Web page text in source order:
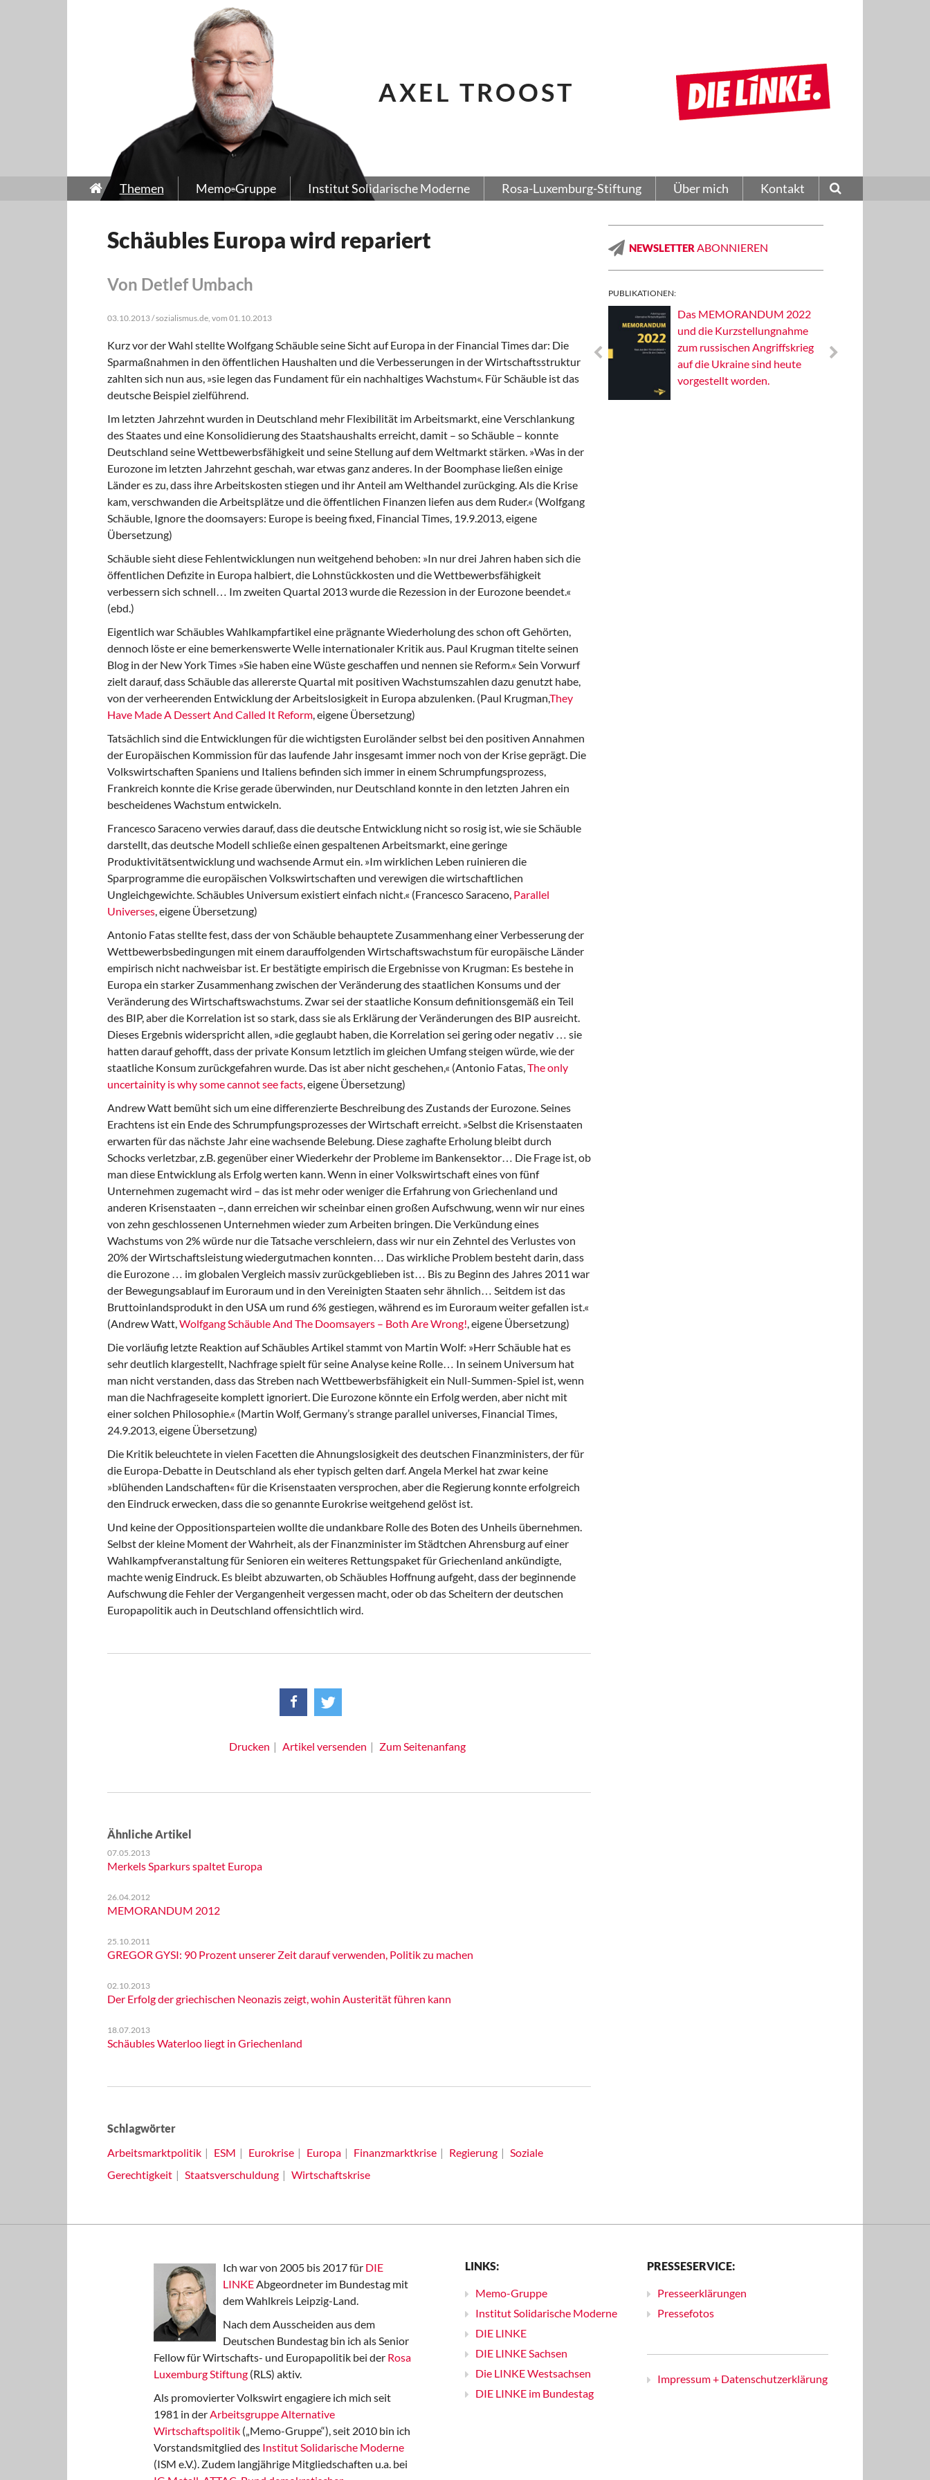
AXEL TROOST
Themen Memo-Gruppe Institut Solidarische Moderne Rosa-Luxemburg-Stiftung Über mich Kontakt
Schäubles Europa wird repariert
Von Detlef Umbach
03.10.2013 / sozialismus.de, vom 01.10.2013
Kurz vor der Wahl stellte Wolfgang Schäuble seine Sicht auf Europa in der Financial Times dar: Die
Sparmaßnahmen in den öffentlichen Haushalten und die Verbesserungen in der Wirtschaftsstruktur
zahlten sich nun aus, »sie legen das Fundament für ein nachhaltiges Wachstum«. Für Schäuble ist das
deutsche Beispiel zielführend.
Im letzten Jahrzehnt wurden in Deutschland mehr Flexibilität im Arbeitsmarkt, eine Verschlankung
des Staates und eine Konsolidierung des Staatshaushalts erreicht, damit – so Schäuble – konnte
Deutschland seine Wettbewerbsfähigkeit und seine Stellung auf dem Weltmarkt stärken. »Was in der
Eurozone im letzten Jahrzehnt geschah, war etwas ganz anderes. In der Boomphase ließen einige
Länder es zu, dass ihre Arbeitskosten stiegen und ihr Anteil am Welthandel zurückging. Als die Krise
kam, verschwanden die Arbeitsplätze und die öffentlichen Finanzen liefen aus dem Ruder.« (Wolfgang
Schäuble, Ignore the doomsayers: Europe is beeing fixed, Financial Times, 19.9.2013, eigene
Übersetzung)
Schäuble sieht diese Fehlentwicklungen nun weitgehend behoben: »In nur drei Jahren haben sich die
öffentlichen Defizite in Europa halbiert, die Lohnstückkosten und die Wettbewerbsfähigkeit
verbessern sich schnell… Im zweiten Quartal 2013 wurde die Rezession in der Eurozone beendet.«
(ebd.)
Eigentlich war Schäubles Wahlkampfartikel eine prägnante Wiederholung des schon oft Gehörten,
dennoch löste er eine bemerkenswerte Welle internationaler Kritik aus. Paul Krugman titelte seinen
Blog in der New York Times »Sie haben eine Wüste geschaffen und nennen sie Reform.« Sein Vorwurf
zielt darauf, dass Schäuble das allererste Quartal mit positiven Wachstumszahlen dazu genutzt habe,
von der verheerenden Entwicklung der Arbeitslosigkeit in Europa abzulenken. (Paul Krugman,They
Have Made A Dessert And Called It Reform, eigene Übersetzung)
Tatsächlich sind die Entwicklungen für die wichtigsten Euroländer selbst bei den positiven Annahmen
der Europäischen Kommission für das laufende Jahr insgesamt immer noch von der Krise geprägt. Die
Volkswirtschaften Spaniens und Italiens befinden sich immer in einem Schrumpfungsprozess,
Frankreich konnte die Krise gerade überwinden, nur Deutschland konnte in den letzten Jahren ein
bescheidenes Wachstum entwickeln.
Francesco Saraceno verwies darauf,dass die deutsche Entwicklung nicht so rosig ist, wie sie Schäuble
darstellt, das deutsche Modell schließe einen gespaltenen Arbeitsmarkt, eine geringe
Produktivitätsentwicklung und wachsende Armut ein. »Im wirklichen Leben ruinieren die
Sparprogramme die europäischen Volkswirtschaften und verewigen die wirtschaftlichen
Ungleichgewichte. Schäubles Universum existiert einfach nicht.« (Francesco Saraceno, Parallel
Universes, eigene Übersetzung)
Antonio Fatas stellte fest, dass der von Schäuble behauptete Zusammenhang einer Verbesserung der
Wettbewerbsbedingungen mit einem darauffolgenden Wirtschaftswachstum für europäische Länder
empirisch nicht nachweisbar ist. Er bestätigte empirisch die Ergebnisse von Krugman: Es bestehe in
Europa ein starker Zusammenhang zwischen der Veränderung des staatlichen Konsums und der
Veränderung des Wirtschaftswachstums. Zwar sei der staatliche Konsum definitionsgemäß ein Teil
des BIP, aber die Korrelation ist so stark, dass sie als Erklärung der Veränderungen des BIP ausreicht.
Dieses Ergebnis widerspricht allen, »die geglaubt haben, die Korrelation sei gering oder negativ … sie
hatten darauf gehofft, dass der private Konsum letztlich im gleichen Umfang steigen würde, wie der
staatliche Konsum zurückgefahren wurde. Das ist aber nicht geschehen,« (Antonio Fatas,The only
uncertainity is why some cannot see facts, eigene Übersetzung)
Andrew Watt bemüht sich um eine differenzierteBeschreibung des Zustands der Eurozone. Seines
Erachtens ist ein Ende des Schrumpfungsprozesses der Wirtschaft erreicht. »Selbst die Krisenstaaten
erwarten für das nächste Jahr eine wachsende Belebung. Diese zaghafte Erholung bleibt durch
Schocks verletzbar, z.B. gegenüber einer Wiederkehr der Probleme im Bankensektor… Die Frage ist, ob
man diese Entwicklung als Erfolg werten kann. Wenn in einer Volkswirtschaft eines von fünf
Unternehmen zugemacht wird – das ist mehr oder weniger die Erfahrung von Griechenland und
anderen Krisenstaaten –, dann erreichen wir scheinbar einen großen Aufschwung, wenn wir nur eines
von zehn geschlossenen Unternehmen wieder zum Arbeiten bringen. Die Verkündung eines
Wachstums von 2% würde nur die Tatsache verschleiern, dass wir nur ein Zehntel des Verlustes von
20% der Wirtschaftsleistung wiedergutmachen konnten… Das wirkliche Problem besteht darin, dass
die Eurozone … im globalen Vergleich massiv zurückgeblieben ist… Bis zu Beginn des Jahres 2011 war
der Bewegungsablauf im Euroraum und in den Vereinigten Staaten sehr ähnlich… Seitdem ist das
Bruttoinlandsprodukt in den USA um rund 6% gestiegen, während es im Euroraum weiter gefallen ist.«
(Andrew Watt,Wolfgang Schäuble And The Doomsayers – Both Are Wrong!, eigene Übersetzung)
Die vorläufig letzte Reaktion auf SchäublesArtikel stammt von Martin Wolf: »Herr Schäuble hat es
sehr deutlich klargestellt, Nachfrage spielt für seine Analyse keine Rolle… In seinem Universum hat
man nicht verstanden, dass das Streben nach Wettbewerbsfähigkeit ein Null-Summen-Spiel ist, wenn
man die Nachfrageseite komplett ignoriert. Die Eurozone könnte ein Erfolg werden, aber nicht mit
einer solchen Philosophie.« (Martin Wolf, Germany’s strange parallel universes, Financial Times,
24.9.2013, eigene Übersetzung)
Die Kritik beleuchtete in vielen Facetten die Ahnungslosigkeit des deutschen Finanzministers, der für
die Europa-Debatte in Deutschland als eher typisch gelten darf. Angela Merkel hat zwar keine
»blühenden Landschaften« für die Krisenstaaten versprochen, aber die Regierung konnte erfolgreich
den Eindruck erwecken, dass die so genannte Eurokrise weitgehend gelöst ist.
Und keine der Oppositionsparteien wolltedie undankbare Rolle des Boten des Unheils übernehmen.
Selbst der kleine Moment der Wahrheit, als der Finanzminister im Städtchen Ahrensburg auf einer
Wahlkampfveranstaltung für Senioren ein weiteres Rettungspaket für Griechenland ankündigte,
machte wenig Eindruck. Es bleibt abzuwarten, ob Schäubles Hoffnung aufgeht, dass der beginnende
Aufschwung die Fehler der Vergangenheit vergessen macht, oder ob das Scheitern der deutschen
Europapolitik auch in Deutschland offensichtlich wird.
Drucken Artikel versenden Zum Seitenanfang
Ähnliche Artikel
07.05.2013
Merkels Sparkurs spaltet Europa
26.04.2012
MEMORANDUM 2012
25.10.2011
GREGOR GYSI: 90 Prozent unserer Zeit darauf verwenden, Politik zu machen
02.10.2013
Der Erfolg der griechischen Neonazis zeigt, wohin Austerität führen kann
18.07.2013
Schäubles Waterloo liegt in Griechenland
Schlagwörter
Arbeitsmarktpolitik
ESM Eurokrise Europa Finanzmarktkrise Regierung
Soziale
Gerechtigkeit
Staatsverschuldung Wirtschaftskrise
NEWSLETTER ABONNIEREN
PUBLIKATIONEN:
Das MEMORANDUM 2022
und die Kurzstellungnahme
zum russischen Angriffskrieg
auf die Ukraine sind heute
vorgestellt worden.
Ich war von 2005 bis 2017 für DIE
LINKEAbgeordneter im Bundestag mit
dem Wahlkreis Leipzig-Land.
Nach dem Ausscheiden aus dem
Deutschen Bundestag bin ich als Senior
Fellow für Wirtschafts- und Europapolitik bei der Rosa
Luxemburg Stiftung (RLS) aktiv.
Als promovierter Volkswirt engagiere ich mich seit
1981 in derArbeitsgruppe Alternative
Wirtschaftspolitik („Memo-Gruppe“), seit 2010 bin ich
Vorstandsmitglied des Institut Solidarische Moderne
(ISM e.V.). Zudem langjährige Mitgliedschaften u.a. bei
LINKS:
Memo-Gruppe
Institut Solidarische Moderne
DIE LINKE
DIE LINKE Sachsen
Die LINKE Westsachsen
DIE LINKE im Bundestag
PRESSESERVICE:
Presseerklärungen
Pressefotos
Impressum + Datenschutzerklärung